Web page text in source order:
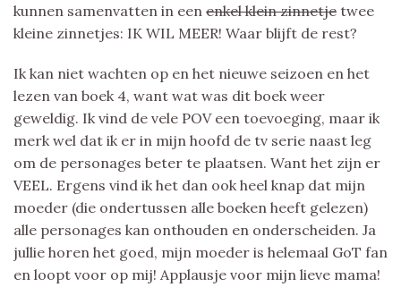
kunnen samenvatten in een enkel klein zinnetje twee
kleine zinnetjes: IK WIL MEER! Waar blijft de rest?
Ik kan niet wachten op en het nieuwe seizoen en het
lezen van boek 4, want wat was dit boek weer
geweldig. Ik vind de vele POV een toevoeging, maar ik
merk wel dat ik er in mijn hoofd de tv serie naast leg
om de personages beter te plaatsen. Want het zijn er
VEEL. Ergens vind ik het dan ook heel knap dat mijn
moeder (die ondertussen alle boeken heeft gelezen)
alle personages kan onthouden en onderscheiden. Ja
jullie horen het goed, mijn moeder is helemaal GoT fan
en loopt voor op mij! Applausje voor mijn lieve mama!